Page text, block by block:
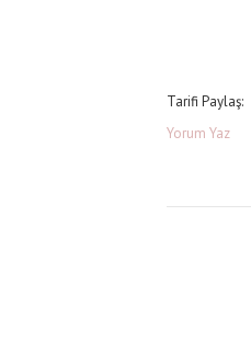
Tarifi Paylaş:
Yorum Yaz